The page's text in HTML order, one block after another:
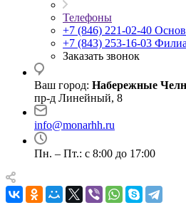
Телефоны
+7 (846) 221-02-40
+7 (843) 253-16-03
Заказать звонок
Ваш город: Набережные
пр-д Линейный, 8
info@monarhh.ru
Пн. – Пт.: с 8:00 до 17:00